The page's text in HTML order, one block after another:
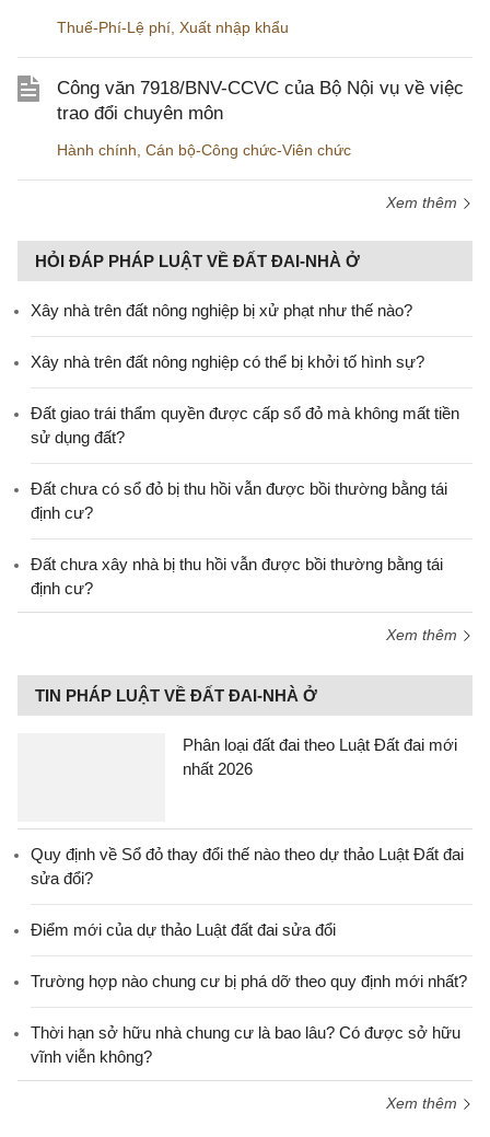
Thuế-Phí-Lệ phí Xuất nhập khẩu
Công văn 7918/BNV-CCVC của Bộ Nội vụ về việc
trao đổi chuyên môn
Hành chính Cán bộ-Công chức-Viên chức
Xem thêm
HỎI ĐÁP PHÁP LUẬT VỀ ĐẤT ĐAI-NHÀ Ở
Xây nhà trên đất nông nghiệp bị xử phạt như thế nào?
Xây nhà trên đất nông nghiệp có thể bị khởi tố hình sự?
Đất giao trái thẩm quyền được cấp sổ đỏ mà không mất tiền
sử dụng đất?
Đất chưa có sổ đỏ bị thu hồi vẫn được bồi thường bằng tái
định cư?
Đất chưa xây nhà bị thu hồi vẫn được bồi thường bằng tái
định cư?
Xem thêm
TIN PHÁP LUẬT VỀ ĐẤT ĐAI-NHÀ Ở
Phân loại đất đai theo Luật Đất đai mới
nhất 2026
Quy định về Sổ đỏ thay đổi thế nào theo dự thảo Luật Đất đai
sửa đổi?
Điểm mới của dự thảo Luật đất đai sửa đổi
Trường hợp nào chung cư bị phá dỡ theo quy định mới nhất?
Thời hạn sở hữu nhà chung cư là bao lâu? Có được sở hữu
vĩnh viễn không?
Xem thêm